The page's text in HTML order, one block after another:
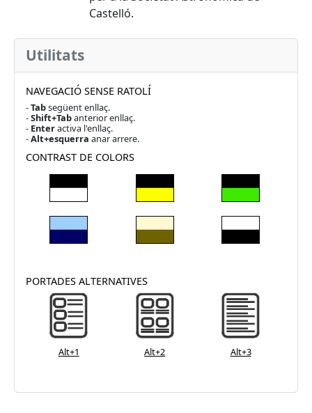
Castelló.
Utilitats
NAVEGACIÓ SENSE RATOLÍ
-Tabsegüent enllaç.
-Shift+Tabanterior enllaç.
- Enteractiva l'enllaç.
-Alt+esquerra anar arrere.
CONTRAST DE COLORS
PORTADES ALTERNATIVES
Alt+1 Alt+2 Alt+3